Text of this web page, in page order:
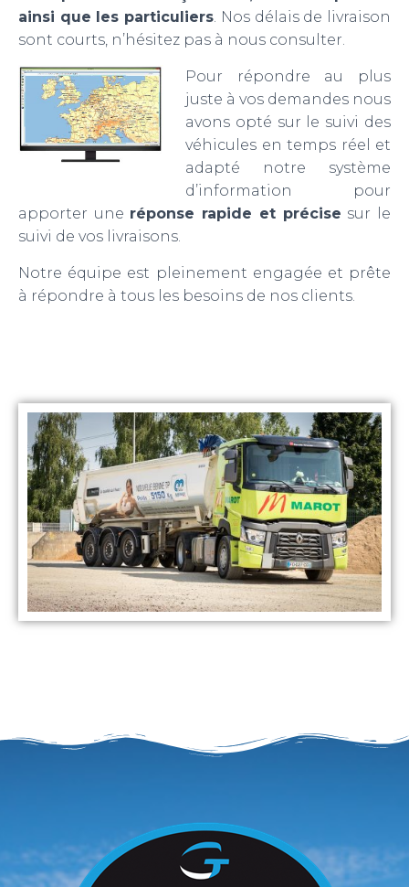
ainsi que les particuliers . Nos délais de livraison
sont courts, n’hésitez pas à nous consulter.
Pour répondre au plus
juste à vos demandes nous
avons opté sur le suivi des
véhicules en temps réel et
adapté notre système
d’information pour
apporter une réponse rapide et précise sur le
suivi de vos livraisons.
Notre équipe est pleinement engagée et prête
à répondre à tous les besoins de nos clients.